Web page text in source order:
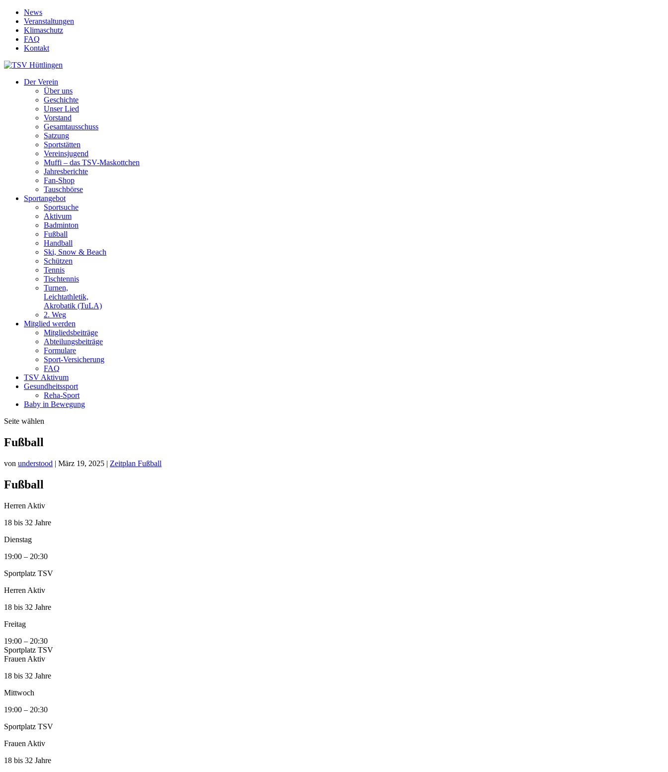
News
Veranstaltungen
Klimaschutz
FAQ
Kontakt
Der Verein
Über uns
Geschichte
Unser Lied
Vorstand
Gesamtausschuss
Satzung
Sportstätten
Vereinsjugend
Muffi – das TSV-Maskottchen
Jahresberichte
Fan-Shop
Tauschbörse
Sportangebot
Sportsuche
Aktivum
Badminton
Fußball
Handball
Ski, Snow & Beach
Schützen
Tennis
Tischtennis
Turnen,
Leichtathletik,
Akrobatik (TuLA)
2. Weg
Mitglied werden
Mitgliedsbeiträge
Abteilungsbeiträge
Formulare
Sport-Versicherung
FAQ
TSV Aktivum
Gesundheitssport
Reha-Sport
Baby in Bewegung
Seite wählen
Fußball
von understood | März 19, 2025 | Zeitplan Fußball
Fußball
Herren Aktiv
​18 bis 32 Jahre
Dienstag
19:00 – 20:30
Sportplatz TSV
Herren Aktiv
​18 bis 32 Jahre
Freitag
19:00 – 20:30
Sportplatz TSV
Frauen Aktiv
18 bis 32 Jahre
Mittwoch
19:00 – 20:30
Sportplatz TSV
Frauen Aktiv
18 bis 32 Jahre